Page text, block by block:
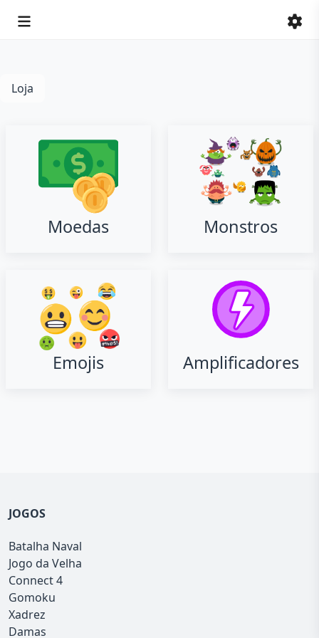
Loja
Moedas Monstros
Emojis Amplificadores
JOGOS
Batalha Naval
Jogo da Velha
Connect 4
Gomoku
Xadrez
Damas